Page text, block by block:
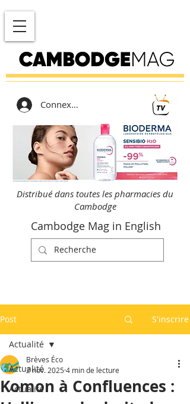
Connexion
Distribué dans toutes les pharmacies du
Cambodge
Cambodge Mag in English
Post S'inscrire
Actualité
Actualité
Actualité
Komon à Confluences :
Brèves Éco
2 nov. 2025 4 min de lecture